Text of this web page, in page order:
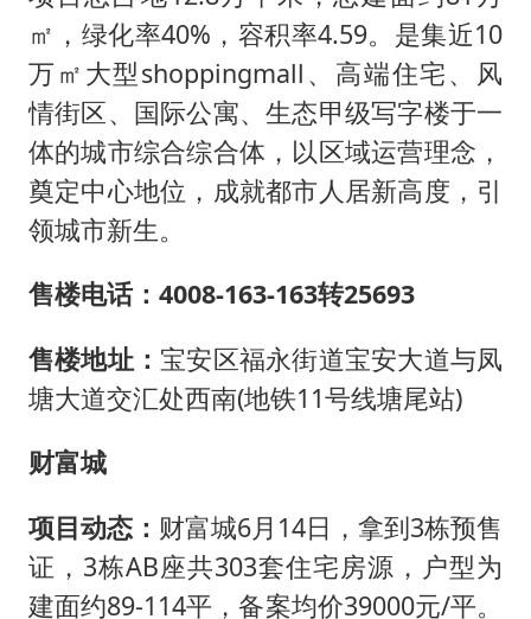
㎡，绿化率40%，容积率4.59。是集近10
万㎡大型shoppingmall、高端住宅、风
情街区、国际公寓、生态甲级写字楼于一
体的城市综合综合体，以区域运营理念，
奠定中心地位，成就都市人居新高度，引
领城市新生。
售楼电话：4008-163-163转25693
售楼地址： 宝安区福永街道宝安大道与凤
塘大道交汇处西南(地铁11号线塘尾站)
财富城
项目动态： 财富城6月14日，拿到3栋预售
证，3栋AB座共303套住宅房源，户型为
建面约89-114平，备案均价39000元/平。